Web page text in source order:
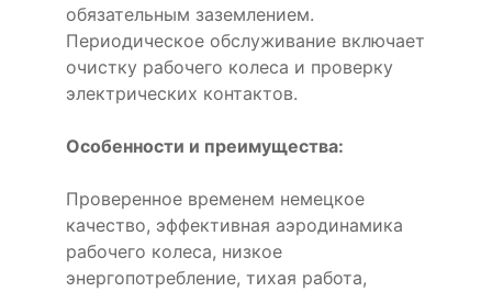
обязательным заземлением.
Периодическое обслуживание включает
очистку рабочего колеса и проверку
электрических контактов.
Особенности и преимущества:
Проверенное временем немецкое
качество, эффективная аэродинамика
рабочего колеса, низкое
энергопотребление, тихая работа,